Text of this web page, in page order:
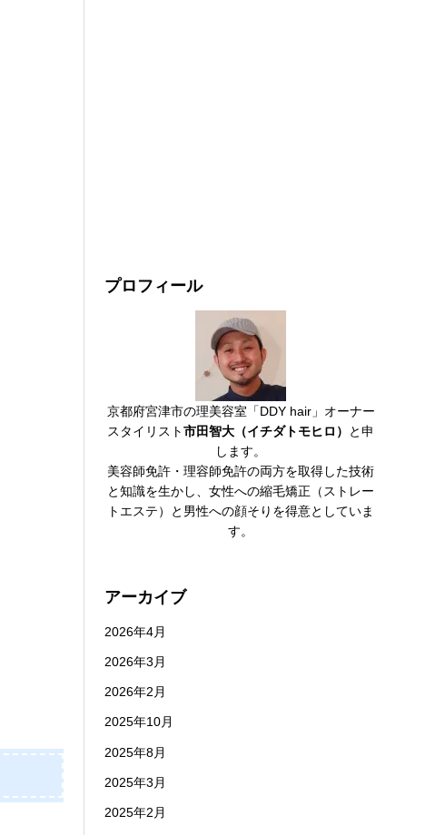
プロフィール
京都府宮津市の理美容室「DDY hair」オーナー
スタイリスト市田智大（イチダトモヒロ）
と申
します。
美容師免許・理容師免許の両方を取得した技術
と知識を生かし、女性への縮毛矯正（ストレー
トエステ）と男性への顔そりを得意としていま
す。
アーカイブ
2026年4月
2026年3月
2026年2月
2025年10月
2025年8月
2025年3月
2025年2月